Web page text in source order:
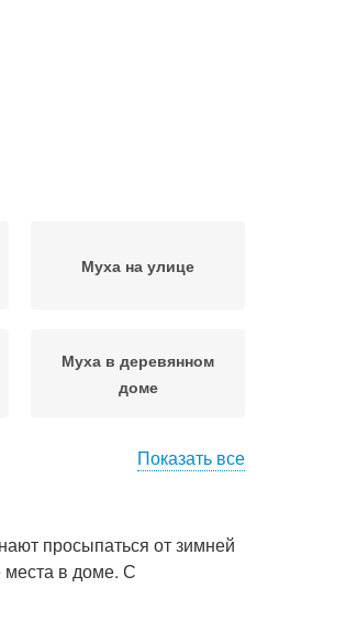
Муха на улице
Муха в деревянном
доме
Показать все
просыпаться от зимней
места в доме. С